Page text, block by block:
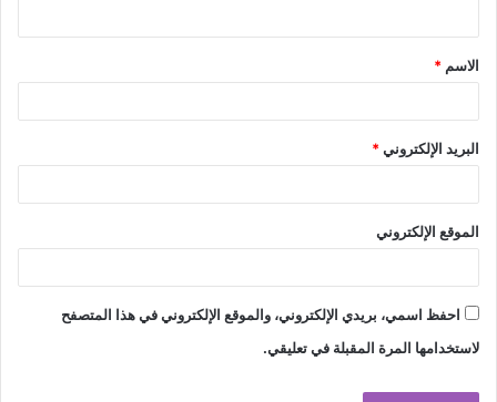
ق
*
الاسم *
البريد الإلكتروني*
الموقع الإلكتروني
احفظ اسمي، بريدي الإلكتروني، والموقع الإلكتروني في هذا المتصفح
لاستخدامها المرة المقبلة في تعليقي.